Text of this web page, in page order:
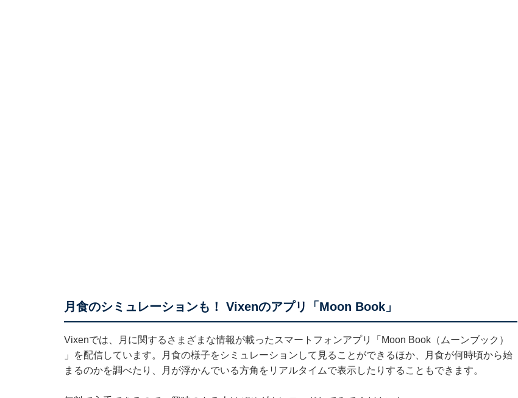
月食のシミュレーションも！ Vixenのアプリ「Moon Book」
Vixenでは、月に関するさまざまな情報が載ったスマートフォンアプリ「 Moon Book（ムーンブック）
」を配信しています。月食の様子をシミュレーションして見ることができるほか、月食が何時頃から始
まるのかを調べたり、月が浮かんでいる方角をリアルタイムで表示したりすることもできます。